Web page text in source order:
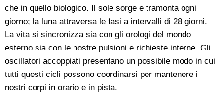
che in quello biologico. Il sole sorge e tramonta ogni
giorno; la luna attraversa le fasi a intervalli di 28 giorni.
La vita si sincronizza sia con gli orologi del mondo
esterno sia con le nostre pulsioni e richieste interne. Gli
oscillatori accoppiati presentano un possibile modo in cui
tutti questi cicli possono coordinarsi per mantenere i
nostri corpi in orario e in pista.